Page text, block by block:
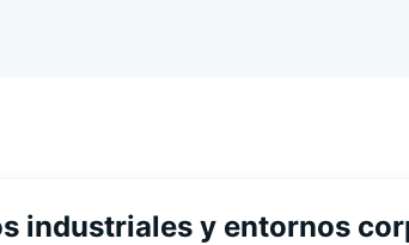
industriales y entornos